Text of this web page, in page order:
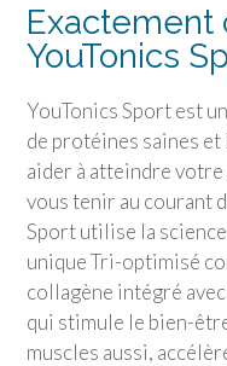
Exactement
YouTonics
YouTonics Sport est
de protéines saines
aider à atteindre
vous tenir au courant
Sport utilise la
unique Tri-optimisé
collagène intégré
qui stimule le bien-
muscles aussi,